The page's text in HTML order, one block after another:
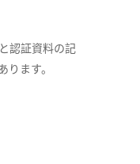
認証資料の記
ます。